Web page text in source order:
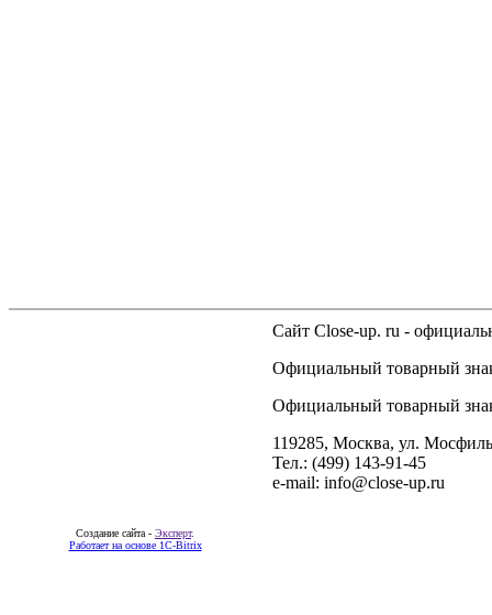
Сайт Close-up. ru -
Официальный товарный
Официальный товарный
119285, Москва, ул.
Тел.: (499) 143-91-45
e-mail: info@close-up.ru
Создание сайта - Эксперт.
Работает на основе 1C-Bitrix